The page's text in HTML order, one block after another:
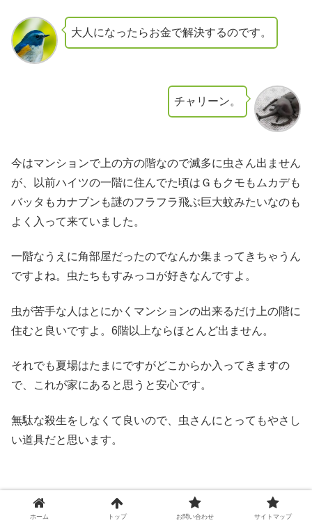
大人になったらお金で解決するのです。
チャリーン。
今はマンションで上の方の階なので滅多に虫さん出ません
が、以前ハイツの一階に住んでた頃はＧもクモもムカデも
バッタもカナブンも謎のフラフラ飛ぶ巨大蚊みたいなのも
よく入って来ていました。
一階なうえに角部屋だったのでなんか集まってきちゃうん
ですよね。虫たちもすみっコが好きなんですよ。
虫が苦手な人はとにかくマンションの出来るだけ上の階に
住むと良いですよ。6階以上ならほとんど出ません。
それでも夏場はたまにですがどこからか入ってきますの
で、これが家にあると思うと安心です。
無駄な殺生をしなくて良いので、虫さんにとってもやさし
い道具だと思います。
【Amazonで見る】家虫キャッチャー(箱:カラーフィルム
ホーム トップ お問い合わせ サイトマップ